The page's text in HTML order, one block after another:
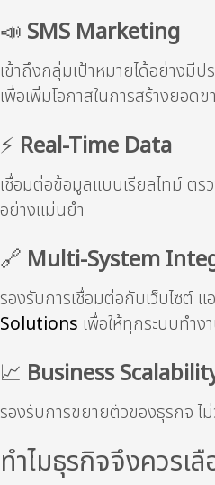
📣 SMS Marketing
เข้าถึงกลุ่มเป้าหมายได้อย่างมี
เพื่อเพิ่มโอกาสในการสร้างยอดข
⚡ Real-Time Data
เชื่อมต่อข้อมูลแบบเรียลไทม์ ต
อย่างแม่นยำ
🔗 Multi-System
รองรับการเชื่อมต่อกับเว็บไซต์
Solutions เพื่อให้ทุกระบบทำ
📈 Business
รองรับการขยายตัวของธุรกิจ ไ
ทำไมธุรกิจจึงควร